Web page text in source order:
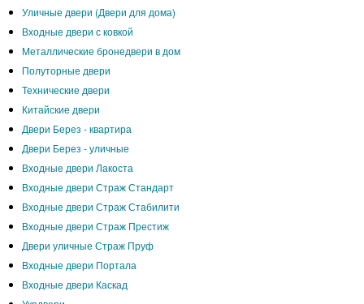
Уличные двери (Двери для дома)
Входные двери с ковкой
Металлические бронедвери в дом
Полуторные двери
Технические двери
Китайские двери
Двери Берез - квартира
Двери Берез - уличные
Входные двери Лакоста
Входные двери Страж Стандарт
Входные двери Страж Стабилити
Входные двери Страж Престиж
Двери уличные Страж Пруф
Входные двери Портала
Входные двери Каскад